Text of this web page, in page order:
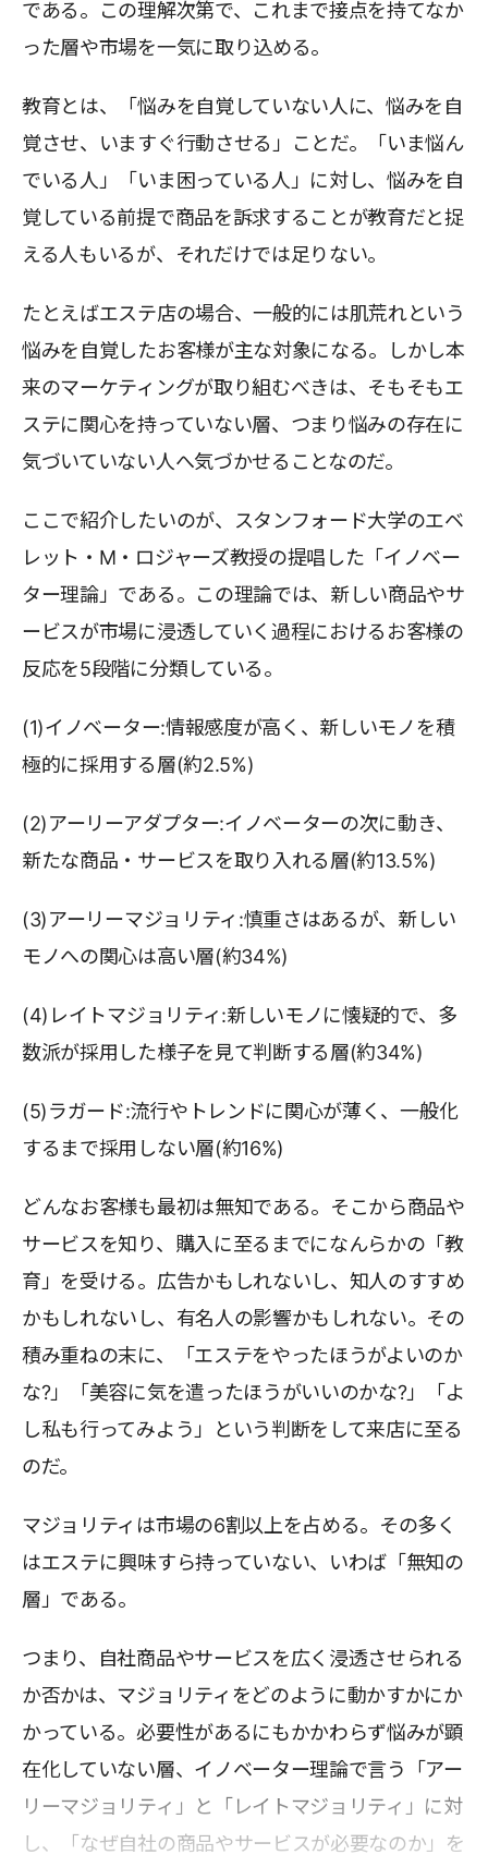
である。この理解次第で、これまで接点を持てなか
った層や市場を一気に取り込める。
教育とは、「悩みを自覚していない人に、悩みを自
覚させ、いますぐ行動させる」ことだ。「いま悩ん
でいる人」「いま困っている人」に対し、悩みを自
覚している前提で商品を訴求することが教育だと捉
える人もいるが、それだけでは足りない。
たとえばエステ店の場合、一般的には肌荒れという
悩みを自覚したお客様が主な対象になる。しかし本
来のマーケティングが取り組むべきは、そもそもエ
ステに関心を持っていない層、つまり悩みの存在に
気づいていない人へ気づかせることなのだ。
ここで紹介したいのが、スタンフォード大学のエベ
レット・M・ロジャーズ教授の提唱した「イノベー
ター理論」である。この理論では、新しい商品やサ
ービスが市場に浸透していく過程におけるお客様の
反応を5段階に分類している。
(1)イノベーター:情報感度が高く、新しいモノを積
極的に採用する層(約2.5%)
(2)アーリーアダプター:イノベーターの次に動き、
新たな商品・サービスを取り入れる層(約13.5%)
(3)アーリーマジョリティ:慎重さはあるが、新しい
モノへの関心は高い層(約34%)
(4)レイトマジョリティ:新しいモノに懐疑的で、多
数派が採用した様子を見て判断する層(約34%)
(5)ラガード:流行やトレンドに関心が薄く、一般化
するまで採用しない層(約16%)
どんなお客様も最初は無知である。そこから商品や
サービスを知り、購入に至るまでになんらかの「教
育」を受ける。広告かもしれないし、知人のすすめ
かもしれないし、有名人の影響かもしれない。その
積み重ねの末に、「エステをやったほうがよいのか
な?」「美容に気を遣ったほうがいいのかな?」「よ
し私も行ってみよう」という判断をして来店に至る
のだ。
マジョリティは市場の6割以上を占める。その多く
はエステに興味すら持っていない、いわば「無知の
層」である。
つまり、自社商品やサービスを広く浸透させられる
か否かは、マジョリティをどのように動かすかにか
かっている。必要性があるにもかかわらず悩みが顕
在化していない層、イノベーター理論で言う「アー
リーマジョリティ」と「レイトマジョリティ」に対
し、「なぜ自社の商品やサービスが必要なのか」を